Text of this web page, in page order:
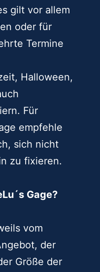
gilt vor allem
oder für
Termine
Halloween,
Für
empfehle
sich nicht
zu fixieren.
Gage?
vom
der
Größe der